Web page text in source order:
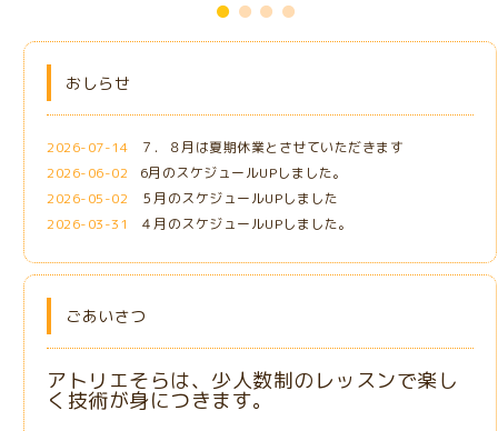
おしらせ
2026-07-14
７．８月は夏期休業とさせていただきます
2026-06-02
6月のスケジュールUPしました。
2026-05-02
５月のスケジュールUPしました
2026-03-31
４月のスケジュールUPしました。
ごあいさつ
アトリエそらは、少人数制のレッスンで楽し
く技術が身につきます。